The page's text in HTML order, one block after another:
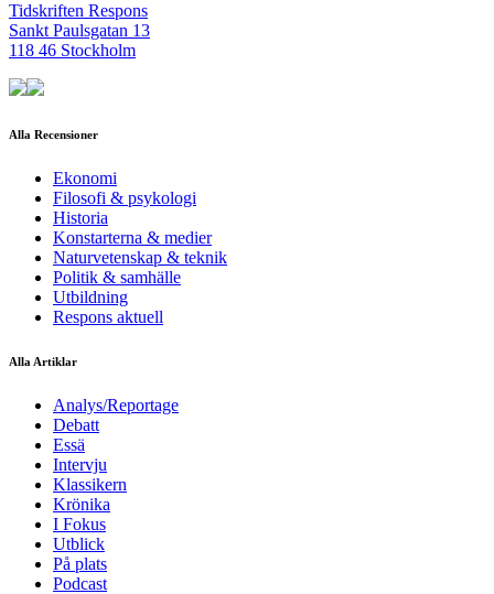
Tidskriften Respons
Sankt Paulsgatan 13
118 46 Stockholm
Alla Recensioner
Ekonomi
Filosofi & psykologi
Historia
Konstarterna & medier
Naturvetenskap & teknik
Politik & samhälle
Utbildning
Respons aktuell
Alla Artiklar
Analys/Reportage
Debatt
Essä
Intervju
Klassikern
Krönika
I Fokus
Utblick
På plats
Podcast